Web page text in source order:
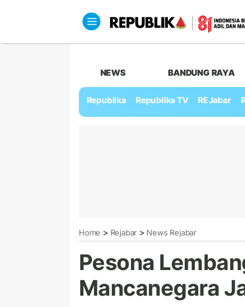
NEWS BANDUNG RAYA
Republika Republika TV REJabar
Home > Rejabar > News Rejabar
Pesona
Mancanegara